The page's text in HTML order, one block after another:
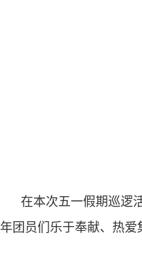
在本次五一假期巡逻
年团员们乐于奉献、热爱